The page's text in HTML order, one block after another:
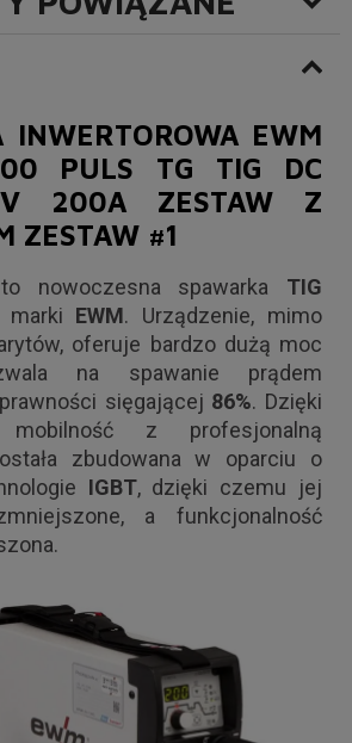
INWERTOROWA EWM
PULS TG TIG DC
200A ZESTAW Z
ZESTAW #1
nowoczesna spawarka TIG
marki EWM. Urządzenie, mimo
oferuje bardzo dużą moc
na spawanie prądem
sięgającej 86%. Dzięki
z profesjonalną
zbudowana w oparciu o
IGBT, dzięki czemu jej
a funkcjonalność